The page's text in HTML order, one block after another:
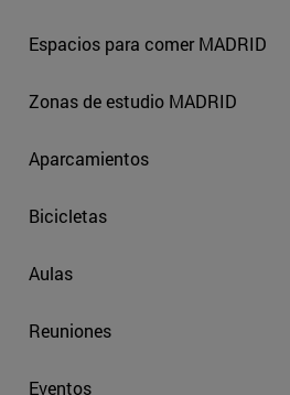
Espacios para comer MADRID
Zonas de estudio MADRID
Aparcamientos
Bicicletas
Aulas
Reuniones
Eventos